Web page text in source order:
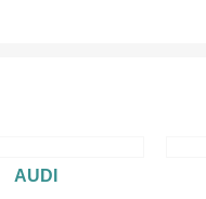
AUDI